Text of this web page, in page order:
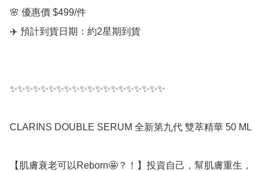
🌸 優惠價 $499/件
✈️ 預計到貨日期：約2星期到貨
✨✨✨✨✨✨✨✨✨✨✨✨✨✨✨✨✨✨✨✨
CLARINS DOUBLE SERUM 全新第九代 雙萃精華 50 ML
【肌膚衰老可以Reborn🤩？！】投資自己，幫肌膚重生，